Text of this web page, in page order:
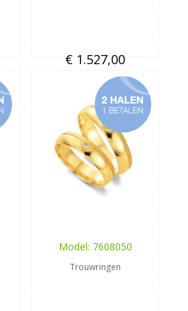
€ 1.527,00
Model: 7608050
Trouwringen